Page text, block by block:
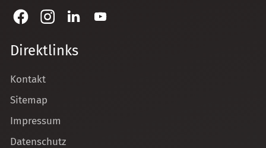
Direktlinks
Kontakt
Sitemap
Impressum
Datenschutz